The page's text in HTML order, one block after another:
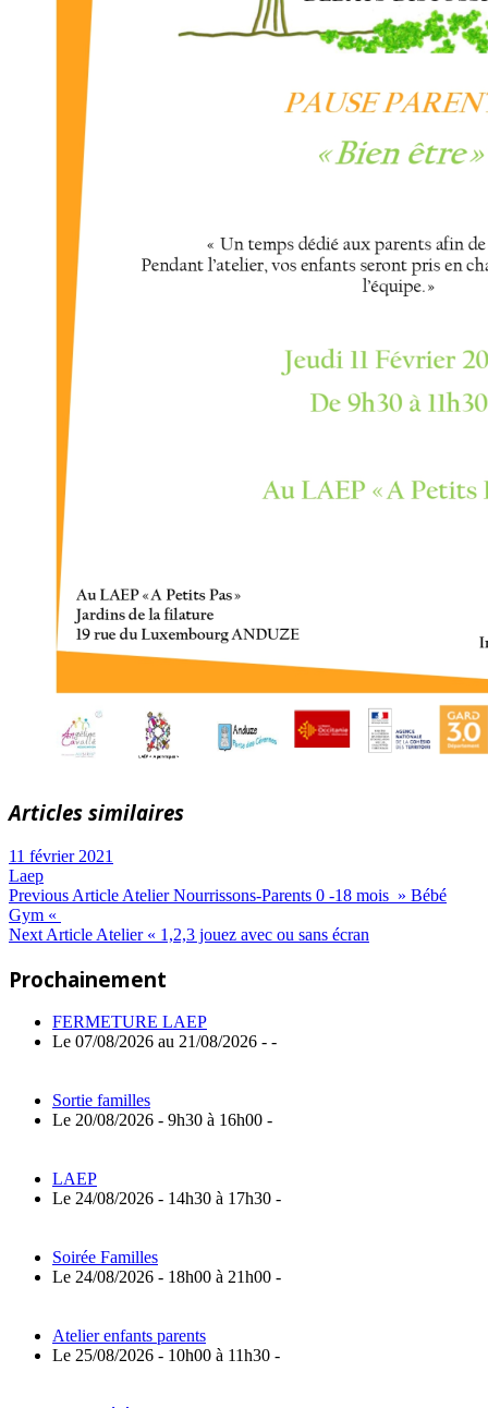
Articles similaires
11 février 2021
Laep
Navigation
de
l’article
Previous ArticlePrevious
Atelier Nourrissons-Parents 0 -18 mois » Bébé
Gym «
Next ArticleNext
Atelier « 1,2,3 jouez avec ou sans écran
Prochainement
FERMETURE LAEP
Le 07/08/2026 au 21/08/2026 - -
Sortie familles
Le 20/08/2026 - 9h30 à 16h00 -
LAEP
Le 24/08/2026 - 14h30 à 17h30 -
Soirée Familles
Le 24/08/2026 - 18h00 à 21h00 -
Atelier enfants parents
Le 25/08/2026 - 10h00 à 11h30 -